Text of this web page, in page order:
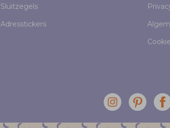
Sluitzegels
Adresstickers